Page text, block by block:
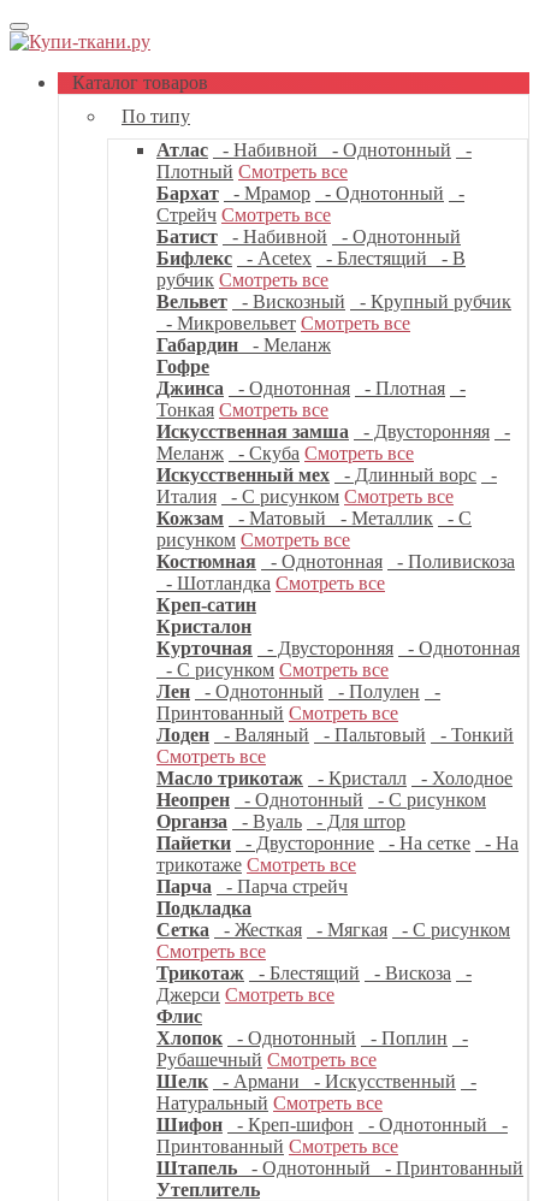
Каталог товаров
По типу
Атлас
- Набивной - Однотонный
-
Плотный Смотреть все
Бархат
- Мрамор - Однотонный
-
Стрейч Смотреть все
Батист
- Набивной
- Однотонный
Бифлекс
- Acetex - Блестящий
- В
рубчик Смотреть все
Вельвет
- Вискозный
- Крупный рубчик
- Микровельвет Смотреть все
Габардин
- Меланж
Гофре
Джинса
- Однотонная - Плотная
-
Тонкая Смотреть все
Искусственная замша
- Двусторонняя
-
Меланж
- Скуба Смотреть все
Искусственный мех
- Длинный ворс
-
Италия
- С рисунком Смотреть все
Кожзам
- Матовый - Металлик
- С
рисунком Смотреть все
Костюмная
- Однотонная
- Поливискоза
- Шотландка Смотреть все
Креп-сатин
Кристалон
Курточная
- Двусторонняя
- Однотонная
- С рисунком Смотреть все
Лен
- Однотонный - Полулен
-
Принтованный Смотреть все
Лоден
- Валяный - Пальтовый
- Тонкий
Смотреть все
Масло трикотаж
- Кристалл
- Холодное
Неопрен
- Однотонный
- С рисунком
Органза
- Вуаль
- Для штор
Пайетки
- Двусторонние - На сетке
- На
трикотаже Смотреть все
Парча
- Парча стрейч
Подкладка
Сетка
- Жесткая - Мягкая
- С рисунком
Смотреть все
Трикотаж
- Блестящий - Вискоза
-
Джерси Смотреть все
Флис
Хлопок
- Однотонный - Поплин
-
Рубашечный Смотреть все
Шелк
- Армани - Искусственный
-
Натуральный Смотреть все
Шифон
- Креп-шифон - Однотонный
-
Принтованный Смотреть все
Штапель
- Однотонный
- Принтованный
Утеплитель